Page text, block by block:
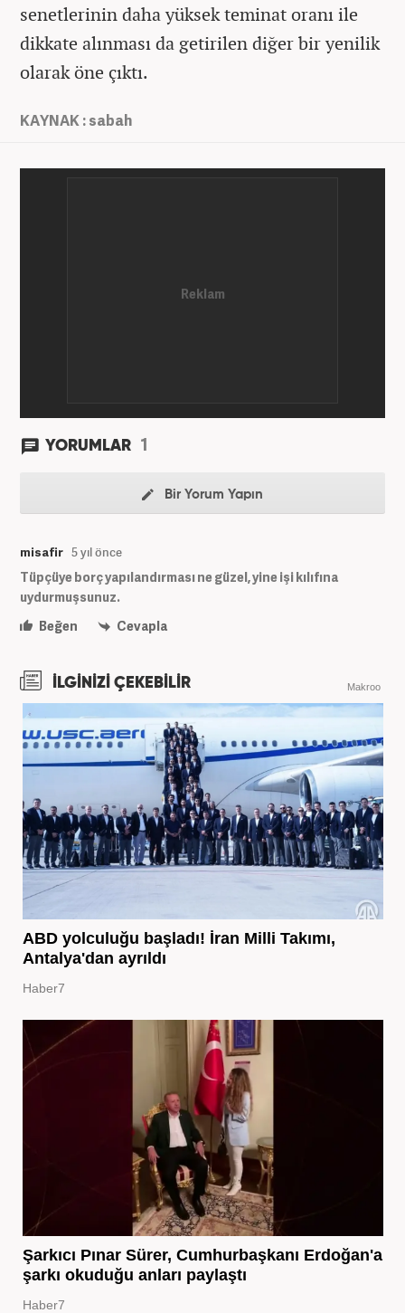
senetlerinin daha yüksek teminat oranı ile
dikkate alınması da getirilen diğer bir yenilik
olarak öne çıktı.
KAYNAK : sabah
YORUMLAR 1
Bir Yorum Yapın
misafir 5 yıl önce
Tüpçüye borç yapılandırması ne güzel, yine işi kılıfına
uydurmuşsunuz.
Beğen
Cevapla
İLGİNİZİ ÇEKEBİLİR Makroo
ABD yolculuğu başladı! İran Milli Takımı,
Antalya'dan ayrıldı
Haber7
Şarkıcı Pınar Sürer, Cumhurbaşkanı Erdoğan'a
şarkı okuduğu anları paylaştı
Haber7